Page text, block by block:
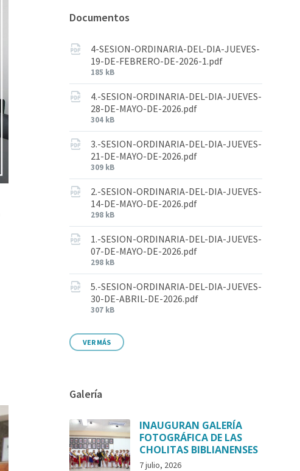
Documentos
4-SESION-ORDINARIA-DEL-DIA-JUEVES-
19-DE-FEBRERO-DE-2026-1.pdf
185 kB
4.-SESION-ORDINARIA-DEL-DIA-JUEVES-
28-DE-MAYO-DE-2026.pdf
304 kB
3.-SESION-ORDINARIA-DEL-DIA-JUEVES-
21-DE-MAYO-DE-2026.pdf
309 kB
2.-SESION-ORDINARIA-DEL-DIA-JUEVES-
14-DE-MAYO-DE-2026.pdf
298 kB
1.-SESION-ORDINARIA-DEL-DIA-JUEVES-
07-DE-MAYO-DE-2026.pdf
298 kB
5.-SESION-ORDINARIA-DEL-DIA-JUEVES-
30-DE-ABRIL-DE-2026.pdf
307 kB
VER MÁS
Galería
INAUGURAN GALERÍA
FOTOGRÁFICA DE LAS
CHOLITAS BIBLIANENSES
7 julio, 2026